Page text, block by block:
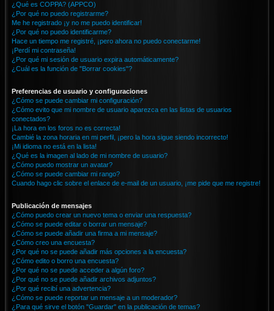
¿Qué es COPPA? (APPCO)
¿Por qué no puedo registrarme?
Me he registrado ¡y no me puedo identificar!
¿Por qué no puedo identificarme?
Hace un tiempo me registré, ¡pero ahora no puedo conectarme!
¡Perdí mi contraseña!
¿Por qué mi sesión de usuario expira automáticamente?
¿Cuál es la función de "Borrar cookies"?
Preferencias de usuario y configuraciones
¿Cómo se puede cambiar mi configuración?
¿Cómo evito que mi nombre de usuario aparezca en las listas de usuarios
conectados?
¡La hora en los foros no es correcta!
Cambié la zona horaria en mi perfil, ¡pero la hora sigue siendo incorrecto!
¡Mi idioma no está en la lista!
¿Qué es la imagen al lado de mi nombre de usuario?
¿Cómo puedo mostrar un avatar?
¿Cómo se puede cambiar mi rango?
Cuando hago clic sobre el enlace de e-mail de un usuario, ¡me pide que me registre!
Publicación de mensajes
¿Cómo puedo crear un nuevo tema o enviar una respuesta?
¿Cómo se puede editar o borrar un mensaje?
¿Cómo se puede añadir una firma a mi mensaje?
¿Cómo creo una encuesta?
¿Por qué no se puede añadir más opciones a la encuesta?
¿Cómo edito o borro una encuesta?
¿Por qué no se puede acceder a algún foro?
¿Por qué no se puede añadir archivos adjuntos?
¿Por qué recibí una advertencia?
¿Cómo se puede reportar un mensaje a un moderador?
¿Para qué sirve el botón "Guardar" en la publicación de temas?